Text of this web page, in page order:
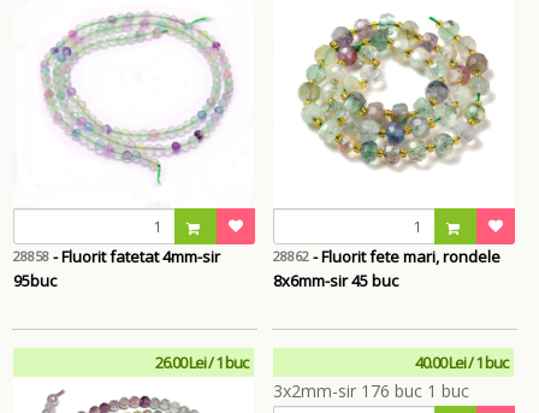
28858 - Fluorit fatetat 4mm-sir
95buc
28862- Fluorit fete mari, rondele
8x6mm-sir 45 buc
26.00 Lei / 1 buc 40.00 Lei / 1 buc